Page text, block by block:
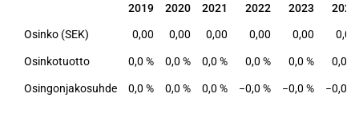
2019 2020 2021 2022 2023 2024
2019 2020 2021 2022 2023 2024
Osinko (SEK) 0,00 0,00 0,00 0,00 0,00 0,00
Osinkotuotto 0,0 % 0,0 % 0,0 % 0,0 % 0,0 % 0,0 %
Osingonjakosuhde 0,0 % 0,0 % 0,0 % −0,0 % −0,0 % −0,0 %